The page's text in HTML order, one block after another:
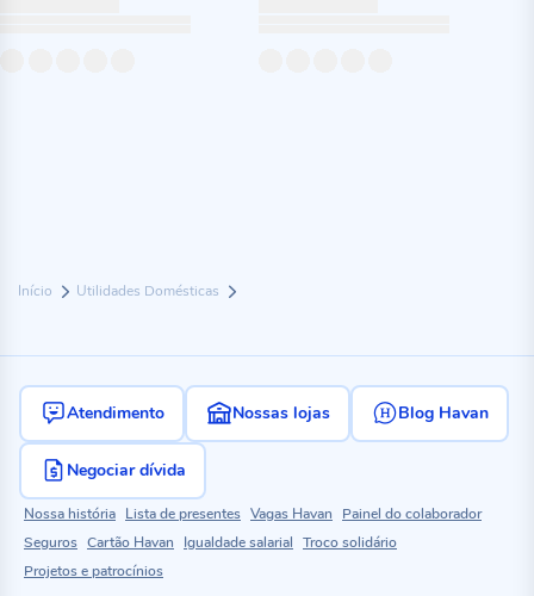
Início Utilidades Domésticas
Atendimento Nossas lojas Blog Havan
Negociar dívida
Nossa história Lista de presentes Vagas Havan
Painel do colaborador
Seguros Cartão Havan Igualdade salarial Troco solidário
Projetos e patrocínios